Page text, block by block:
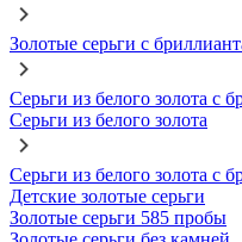
Золотые серьги с
Серьги из белого золота с
Серьги из белого золота
Серьги из белого золота с
Детские золотые серьги
Золотые серьги 585 пробы